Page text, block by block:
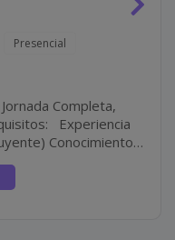
Presencial
decoración